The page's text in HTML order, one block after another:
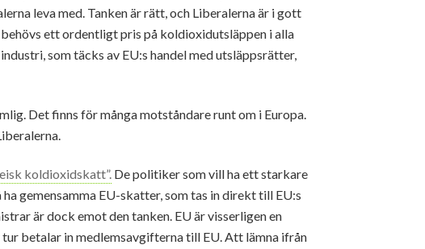
leva med. Tanken är rätt, och Liberalerna är i gott
ett ordentligt pris på koldioxidutsläppen i alla
som täcks av EU:s handel med utsläppsrätter,
Det finns för många motståndare runt om i Europa.
koldioxidskatt”. De politiker som vill ha ett starkare
gemensamma EU-skatter, som tas in direkt till EU:s
är dock emot den tanken. EU är visserligen en
tur betalar in medlemsavgifterna till EU. Att lämna ifrån